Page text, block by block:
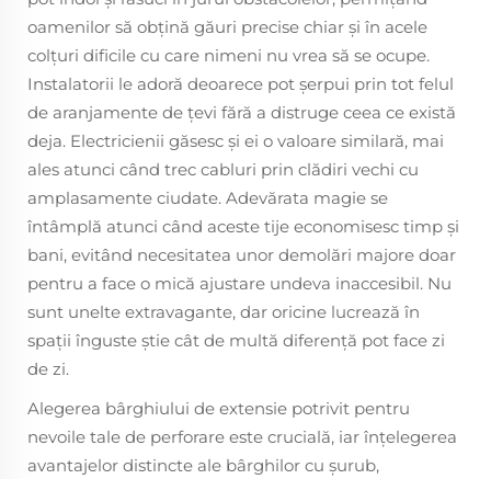
oamenilor să obțină găuri precise chiar și în acele
colțuri dificile cu care nimeni nu vrea să se ocupe.
Instalatorii le adoră deoarece pot șerpui prin tot felul
de aranjamente de țevi fără a distruge ceea ce există
deja. Electricienii găsesc și ei o valoare similară, mai
ales atunci când trec cabluri prin clădiri vechi cu
amplasamente ciudate. Adevărata magie se
întâmplă atunci când aceste tije economisesc timp și
bani, evitând necesitatea unor demolări majore doar
pentru a face o mică ajustare undeva inaccesibil. Nu
sunt unelte extravagante, dar oricine lucrează în
spații înguste știe cât de multă diferență pot face zi
de zi.
Alegerea bârghiului de extensie potrivit pentru
nevoile tale de perforare este crucială, iar înțelegerea
avantajelor distincte ale bârghilor cu șurub,